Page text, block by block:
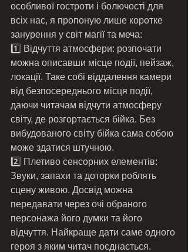
особливої гостроти і болючості для
всіх нас, я пропоную лише коротке
занурення у світ магії та меча:
1️⃣ Відчуття атмосфери: розпочати
можна описавши місце події, пейзаж,
локації. Таке собі віддалення камери
від безпосереднього місця події,
даючи читачам відчути атмосферу
світу, де розгортається бійка. Без
вибудованого світу бійка сама собою
може здатися штучною.
2️⃣ Плетиво сенсорних елементів:
Звуки, запахи та доторки роблять
сцену живою. Досвід можна
передавати через очі обраного
персонажа його думки та його
відчуття. Найкраще дати саме одного
героя з яким читач поєднається.